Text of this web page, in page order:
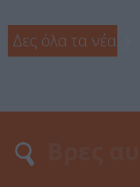
Δες όλα τα νέα